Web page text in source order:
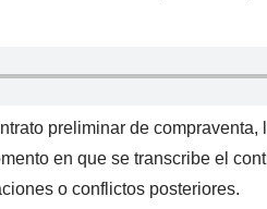
preliminar de compraventa,
en que se transcribe el
o conflictos posteriores.